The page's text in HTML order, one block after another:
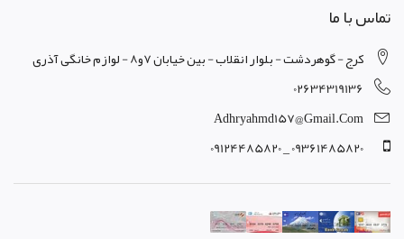
تماس با ما
کرج - گوهردشت - بلوار انقلاب - بین خیابان 7و8 - لوازم خانگی آذری
02634319136
Adhryahmd157@gmail.com
09361485820 _ 09124485820